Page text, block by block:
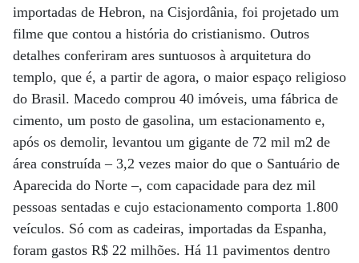
importadas de Hebron, na Cisjordânia, foi projetado um
filme que contou a história do cristianismo. Outros
detalhes conferiram ares suntuosos à arquitetura do
templo, que é, a partir de agora, o maior espaço religioso
do Brasil. Macedo comprou 40 imóveis, uma fábrica de
cimento, um posto de gasolina, um estacionamento e,
após os demolir, levantou um gigante de 72 mil m2 de
área construída – 3,2 vezes maior do que o Santuário de
Aparecida do Norte –, com capacidade para dez mil
pessoas sentadas e cujo estacionamento comporta 1.800
veículos. Só com as cadeiras, importadas da Espanha,
foram gastos R$ 22 milhões. Há 11 pavimentos dentro